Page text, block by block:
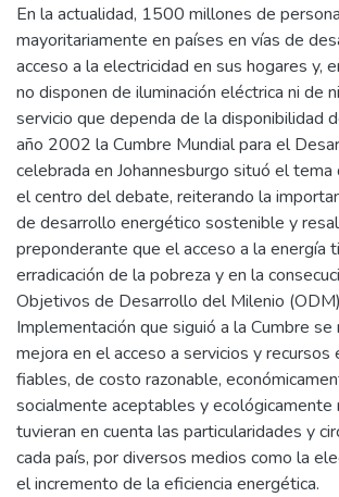
En la actualidad, 1500 millones de
mayoritariamente en países en vías de
acceso a la electricidad en sus hogares y,
no disponen de iluminación eléctrica ni de
servicio que dependa de la disponibilidad
año 2002 la Cumbre Mundial para el
celebrada en Johannesburgo situó el tema
el centro del debate, reiterando la
de desarrollo energético sostenible y
preponderante que el acceso a la energía
erradicación de la pobreza y en la
Objetivos de Desarrollo del Milenio
Implementación que siguió a la Cumbre se
mejora en el acceso a servicios y recursos
fiables, de costo razonable,
socialmente aceptables y ecológicamente
tuvieran en cuenta las particularidades y
cada país, por diversos medios como la
el incremento de la eficiencia energética.